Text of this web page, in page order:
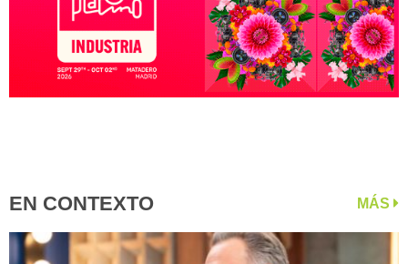
EN CONTEXTO MÁS